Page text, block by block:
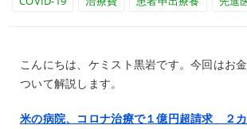
こんにちは、ケミスト黒岩です。今回はお
ついて解説します。
米の病院、コロナ治療で１億円超請求 ２